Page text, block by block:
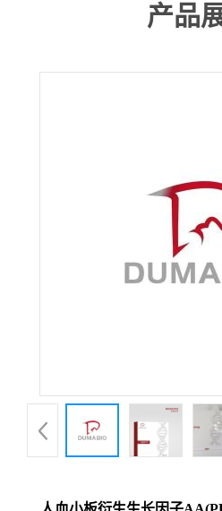
司
品
人血小板衍生生长因子产品